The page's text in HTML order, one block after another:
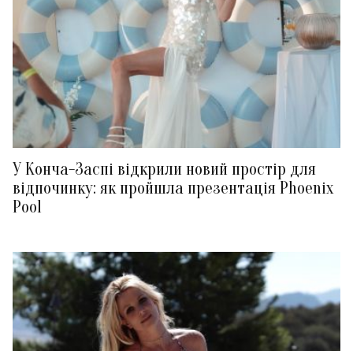
У Конча-Заспі відкрили новий простір для
відпочинку: як пройшла презентація Phoenix
Pool